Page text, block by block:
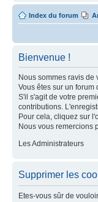
Index du forum
Bienvenue !
Nous sommes ravis
Vous êtes sur un
S'il s'agit de votre
contributions.
Pour cela, cliquez sur
Nous vous remercions
Les Administrateurs
Supprimer les
Etes-vous sûr de